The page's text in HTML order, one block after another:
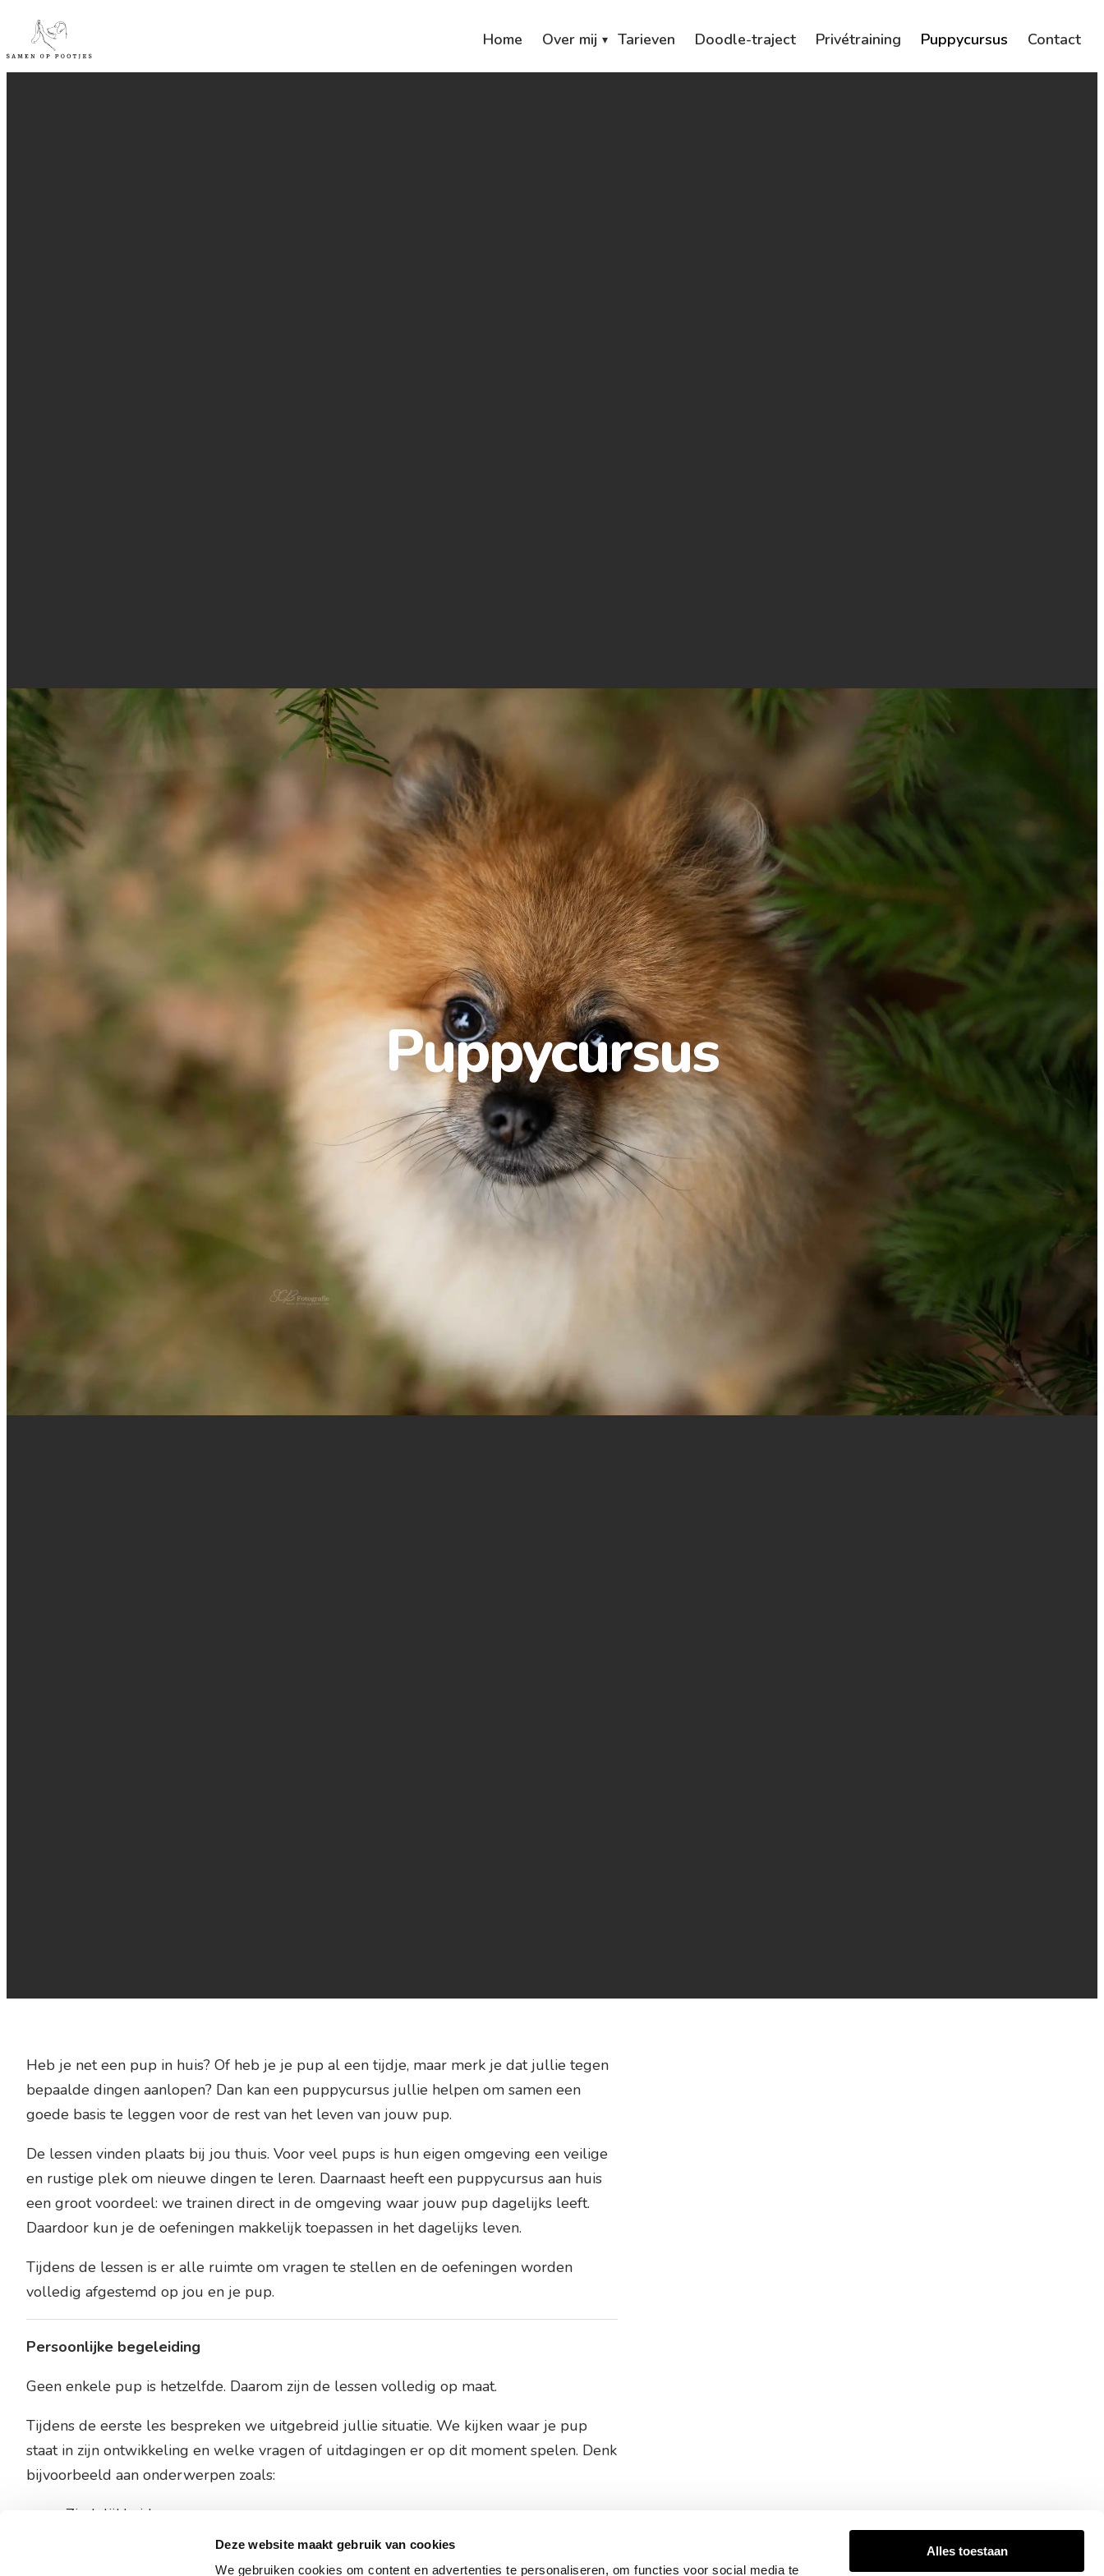
Deze website maakt gebruik van cookies
We gebruiken cookies om content en advertenties te personaliseren, om functies voor social media te
Alles toestaan
Home Over mij ▾ Tarieven Doodle-traject Privétraining Puppycursus Contact
Puppycursus
Heb je net een pup in huis? Of heb je je pup al een tijdje, maar merk je dat jullie tegen
bepaalde dingen aanlopen? Dan kan een puppycursus jullie helpen om samen een
goede basis te leggen voor de rest van het leven van jouw pup.
De lessen vinden plaats bij jou thuis. Voor veel pups is hun eigen omgeving een veilige
en rustige plek om nieuwe dingen te leren. Daarnaast heeft een puppycursus aan huis
een groot voordeel: we trainen direct in de omgeving waar jouw pup dagelijks leeft.
Daardoor kun je de oefeningen makkelijk toepassen in het dagelijks leven.
Tijdens de lessen is er alle ruimte om vragen te stellen en de oefeningen worden
volledig afgestemd op jou en je pup.
Persoonlijke begeleiding
Geen enkele pup is hetzelfde. Daarom zijn de lessen volledig op maat.
Tijdens de eerste les bespreken we uitgebreid jullie situatie. We kijken waar je pup
staat in zijn ontwikkeling en welke vragen of uitdagingen er op dit moment spelen. Denk
bijvoorbeeld aan onderwerpen zoals:
Zindelijkheid